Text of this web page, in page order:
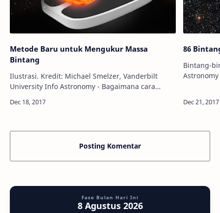
Metode Baru untuk Mengukur Massa
Bintang
Ilustrasi. Kredit: Michael Smelzer, Vanderbilt
University Info Astronomy - Bagaimana cara
Apakah memakai timbangan raksasa? T…
86
Bintang-
Posting Komentar
Fase Bulan Hari Ini
8 Agustus 2026